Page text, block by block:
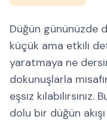
Düğün gününüzde
küçük ama etkili
yaratmaya ne
dokunuşlarla
eşsiz kılabilirsiniz.
dolu bir düğün